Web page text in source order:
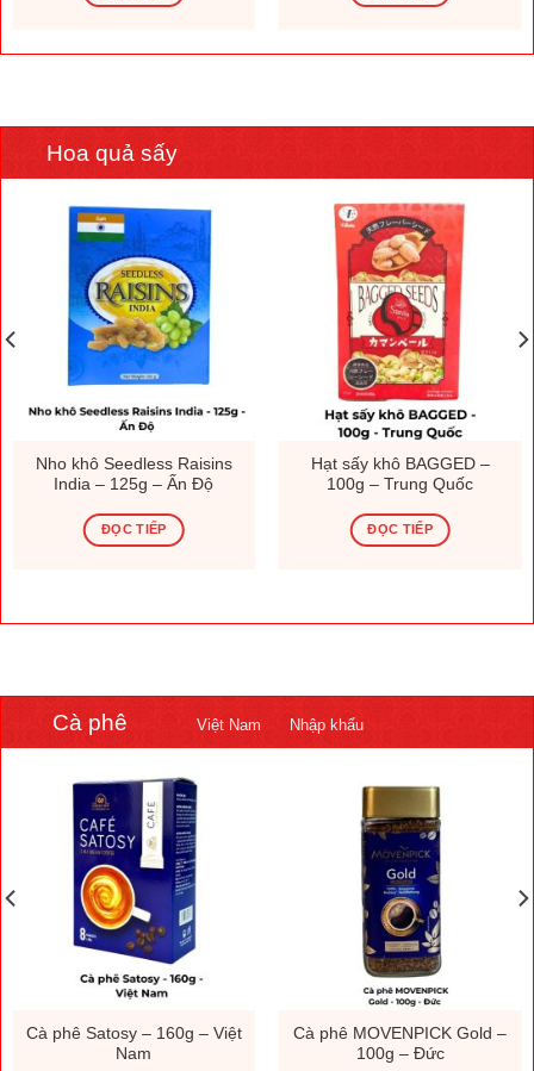
Hoa quả sấy
Nho khô Seedless Raisins
India – 125g – Ấn Độ
ĐỌC TIẾP
Hạt sấy khô BAGGED –
100g – Trung Quốc
ĐỌC TIẾP
Cà phê Việt Nam Nhập khẩu
Cà phê Satosy – 160g – Việt
Nam
Cà phê MOVENPICK Gold –
100g – Đức